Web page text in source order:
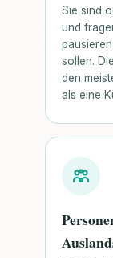
Sie sind
und
sollen.
den
als eine